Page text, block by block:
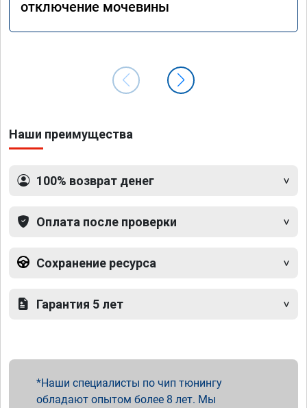
отключение мочевины
Наши преимущества
100% возврат денег
Оплата после проверки
Сохранение ресурса
Гарантия 5 лет
Наши специалисты по чип тюнингу
обладают опытом более 8 лет. Мы